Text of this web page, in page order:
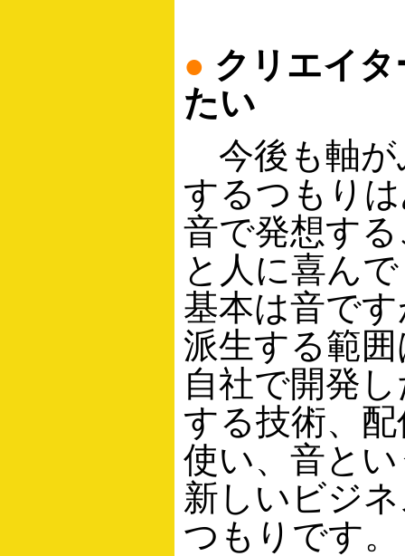
● クリエイ
たい
今後も軸が
するつもり
音で発想す
と人に喜ん
基本は音で
派生する範
自社で開発
する技術、
使い、音と
新しいビジ
つもりです。